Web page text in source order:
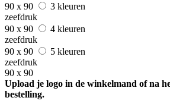
90 x 90
3 kleuren
zeefdruk
90 x 90
4 kleuren
zeefdruk
90 x 90
5 kleuren
zeefdruk
90 x 90
Upload je logo in de winkelmand of na
bestelling.